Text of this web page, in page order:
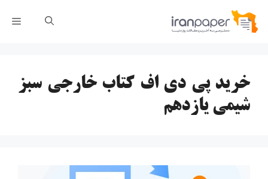
پرش
خرید پی دی اف کتاب خارجی سبز
شیمی یازدهم